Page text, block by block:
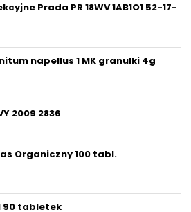
Prada PR 18WV 1AB1O1 52-17-
napellus 1 MK granulki 4g
2009 2836
Organiczny 100 tabl.
90 tabletek